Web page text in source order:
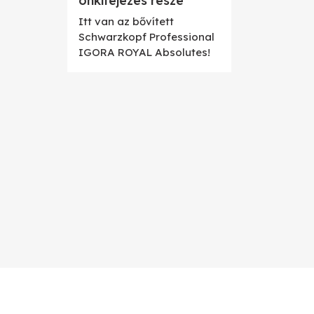
Itt van az bővített
Schwarzkopf Professional
IGORA ROYAL Absolutes!